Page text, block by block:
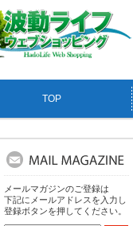
TOP
メールマガジンのご登録は
下記にメールアドレスを入力し
登録ボタンを押してください。